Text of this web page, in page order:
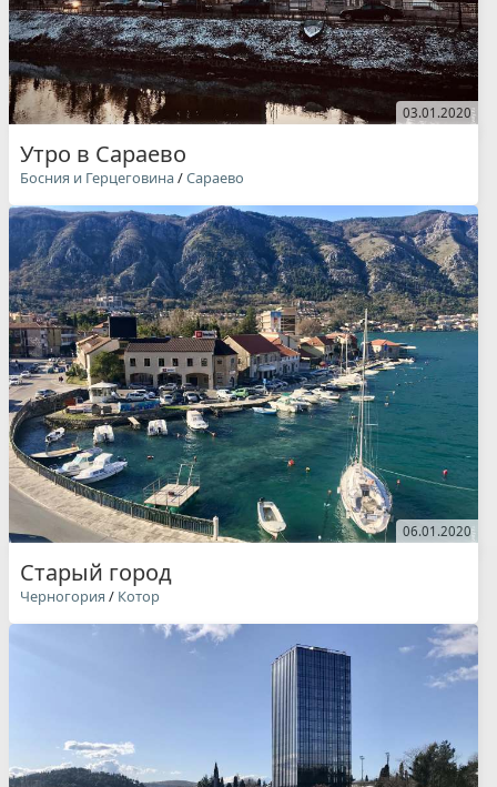
03.01.2020
Утро в Сараево
Босния и Герцеговина/Сараево
06.01.2020
Старый город
Черногория / Котор